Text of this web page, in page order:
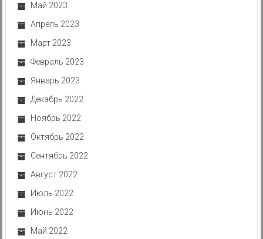
Май 2023
Апрель 2023
Март 2023
Февраль 2023
Январь 2023
Декабрь 2022
Ноябрь 2022
Октябрь 2022
Сентябрь 2022
Август 2022
Июль 2022
Июнь 2022
Май 2022